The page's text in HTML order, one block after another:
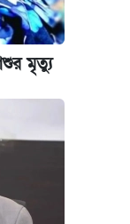
মৃত্যু